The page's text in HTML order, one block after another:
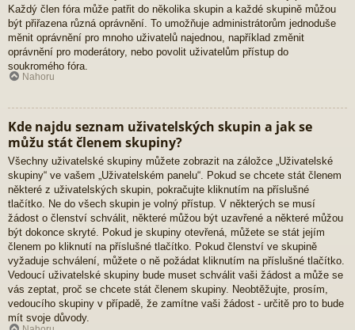
Každý člen fóra může patřit do několika skupin a každé skupině můžou
být přiřazena různá oprávnění. To umožňuje administrátorům jednoduše
měnit oprávnění pro mnoho uživatelů najednou, například změnit
oprávnění pro moderátory, nebo povolit uživatelům přístup do
soukromého fóra.
Nahoru
Kde najdu seznam uživatelských skupin a jak se
můžu stát členem skupiny?
Všechny uživatelské skupiny můžete zobrazit na záložce „Uživatelské
skupiny“ ve vašem „Uživatelském panelu“. Pokud se chcete stát členem
některé z uživatelských skupin, pokračujte kliknutím na příslušné
tlačítko. Ne do všech skupin je volný přístup. V některých se musí
žádost o členství schválit, některé můžou být uzavřené a některé můžou
být dokonce skryté. Pokud je skupiny otevřená, můžete se stát jejím
členem po kliknutí na příslušné tlačítko. Pokud členství ve skupině
vyžaduje schválení, můžete o ně požádat kliknutím na příslušné tlačítko.
Vedoucí uživatelské skupiny bude muset schválit vaši žádost a může se
vás zeptat, proč se chcete stát členem skupiny. Neobtěžujte, prosím,
vedoucího skupiny v případě, že zamítne vaši žádost - určitě pro to bude
mít svoje důvody.